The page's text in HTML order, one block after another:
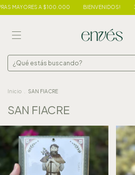
MAYORES A $100.000 BIENVENIDOS! 3
Inicio SAN FIACRE
SAN FIACRE